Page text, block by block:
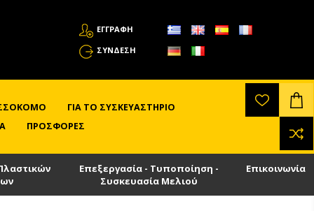
ΕΓΓΡΑΦΗ
ΣΎΝΔΕΣΗ
ΓΙΑ ΤΟ ΣΥΣΚΕΥΑΣΤΉΡΙΟ
ΠΡΟΣΦΟΡΈΣ
Επεξεργασία - Τυποποίηση -
Συσκευασία Μελιού
Επικοινωνία